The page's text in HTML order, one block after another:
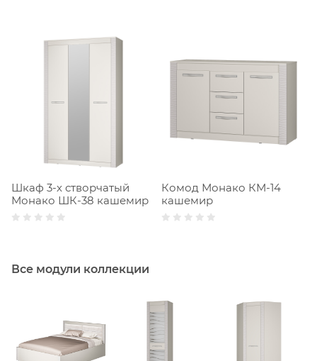
Шкаф 3-х створчатый
Монако ШК-38 кашемир
Комод Монако КМ-14
кашемир
Все модули коллекции